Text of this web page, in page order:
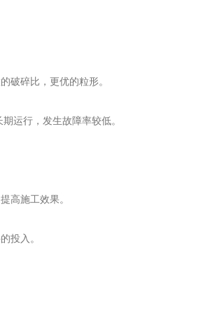
破碎比，更优的粒形。
运行，发生故障率较低。
高施工效果。
投入。